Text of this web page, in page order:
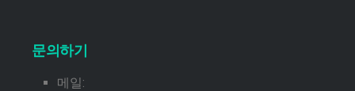
문의하기
메일: